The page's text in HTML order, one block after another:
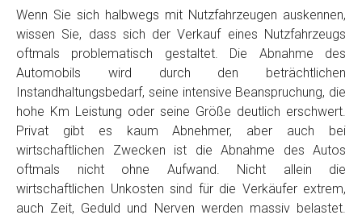
Wenn Sie sich halbwegs mit Nutzfahrzeugen auskennen,
wissen Sie, dass sich der Verkauf eines Nutzfahrzeugs
oftmals problematisch gestaltet. Die Abnahme des
Automobils wird durch den beträchtlichen
Instandhaltungsbedarf, seine intensive Beanspruchung, die
hohe Km Leistung oder seine Größe deutlich erschwert.
Privat gibt es kaum Abnehmer, aber auch bei
wirtschaftlichen Zwecken ist die Abnahme des Autos
oftmals nicht ohne Aufwand. Nicht allein die
wirtschaftlichen Unkosten sind für die Verkäufer extrem,
auch Zeit, Geduld und Nerven werden massiv belastet.